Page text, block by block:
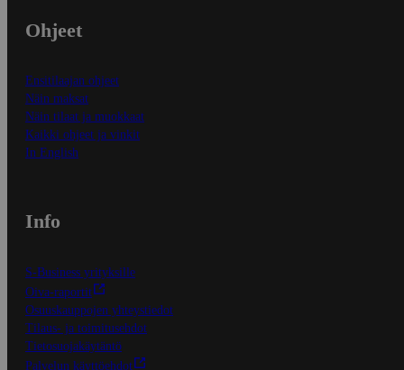
Ohjeet
Ensitilaajan ohjeet
Näin maksat
Näin tilaat ja muokkaat
Kaikki ohjeet ja vinkit
In English
Info
S-Business yrityksille
Oiva-raportit
Osuuskauppojen yhteystiedot
Tilaus- ja toimitusehdot
Tietosuojakäytäntö
Palvelun käyttöehdot